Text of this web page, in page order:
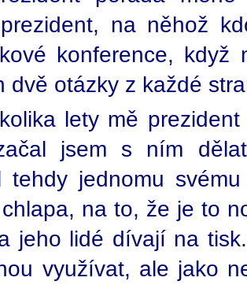
na něhož
konference, když
dvě otázky z každé
lety mě
jsem s ním
tehdy jednomu
na to, že je to
jeho lidé dívají na
využívat, ale jako